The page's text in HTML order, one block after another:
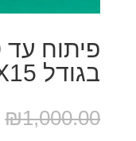
בגודל 10X15
₪1,000.00